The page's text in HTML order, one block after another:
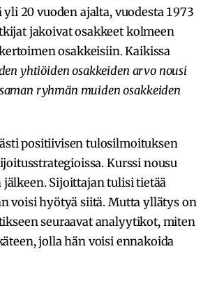
20 vuoden ajalta, vuodesta 1973
jakoivat osakkeet kolmeen
osakkeisiin. Kaikissa
yhtiöiden osakkeiden arvo nousi
ryhmän muiden osakkeiden
positiivisen tulosilmoituksen
Kurssi nousu
Sijoittajan tulisi tietää
voisi hyötyä siitä. Mutta yllätys on
seuraavat analyytikot, miten
jolla hän voisi ennakoida